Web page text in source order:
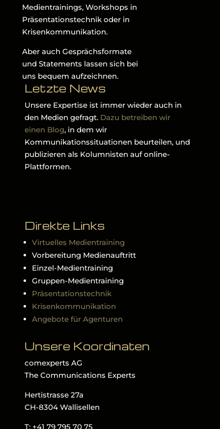
Medientrainings, Workshops in
Präsentationstechnik oder in
Krisenkommunikation.
Aber auch Gesprächsformate
und Statements lassen sich bei
uns bequem aufzeichnen.
Letzte News
Unsere Expertise ist immer wieder auch in
den Medien gefragt. Dazu betreiben wir
einen Blog, in dem wir
Kommunikationssituationen beurteilen, und
publizieren als Kolumnisten auf online-
Plattformen.
Direkte Links
Virtuelles Medientraining
Vorbereitung Medienauftritt
Einzel-Medientraining
Gruppen-Medientraining
Präsentationstechnik
Krisenkommunikation
Angebote für Agenturen
Unsere Koordinaten
comexperts AG
The Communications Experts
Hertistrasse 27a
CH-8304 Wallisellen
T: +41 79 795 70 75